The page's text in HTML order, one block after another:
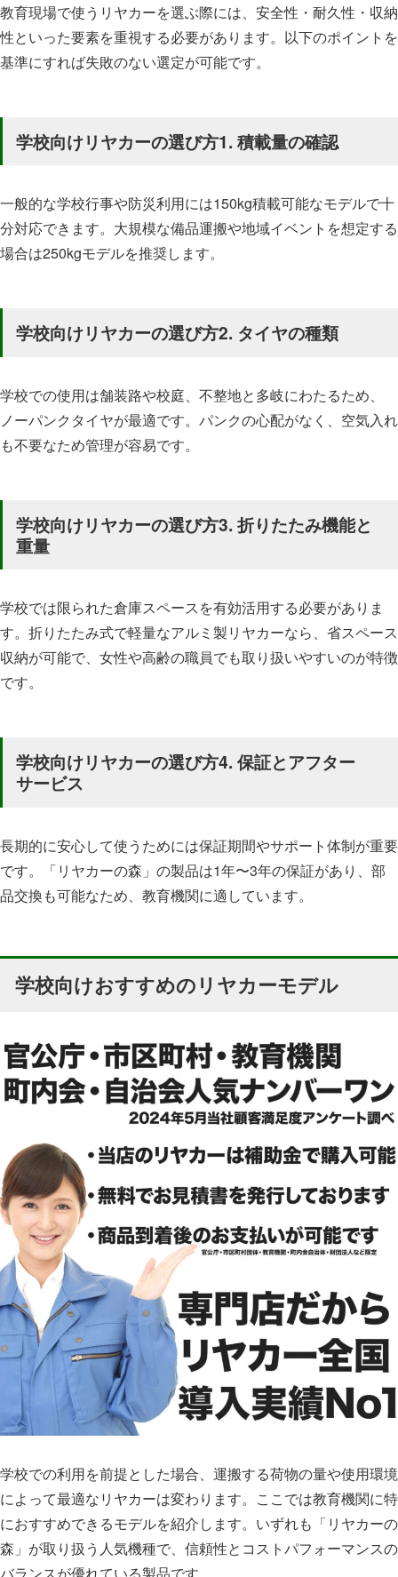
教育現場で使うリヤカーを選ぶ際には、安全性・耐久性・収納
性といった要素を重視する必要があります。以下のポイントを
基準にすれば失敗のない選定が可能です。
学校向けリヤカーの選び方1. 積載量の確認
一般的な学校行事や防災利用には150kg積載可能なモデルで十
分対応できます。大規模な備品運搬や地域イベントを想定する
場合は250kgモデルを推奨します。
学校向けリヤカーの選び方2. タイヤの種類
学校での使用は舗装路や校庭、不整地と多岐にわたるため、
ノーパンクタイヤが最適です。パンクの心配がなく、空気入れ
も不要なため管理が容易です。
学校向けリヤカーの選び方3. 折りたたみ機能と
重量
学校では限られた倉庫スペースを有効活用する必要がありま
す。折りたたみ式で軽量なアルミ製リヤカーなら、省スペース
収納が可能で、女性や高齢の職員でも取り扱いやすいのが特徴
です。
学校向けリヤカーの選び方4. 保証とアフター
サービス
長期的に安心して使うためには保証期間やサポート体制が重要
です。「リヤカーの森」の製品は1年〜3年の保証があり、部
品交換も可能なため、教育機関に適しています。
学校向けおすすめのリヤカーモデル
学校での利用を前提とした場合、運搬する荷物の量や使用環境
によって最適なリヤカーは変わります。ここでは教育機関に特
におすすめできるモデルを紹介します。いずれも「リヤカーの
森」が取り扱う人気機種で、信頼性とコストパフォーマンスの
バランスが優れている製品です。